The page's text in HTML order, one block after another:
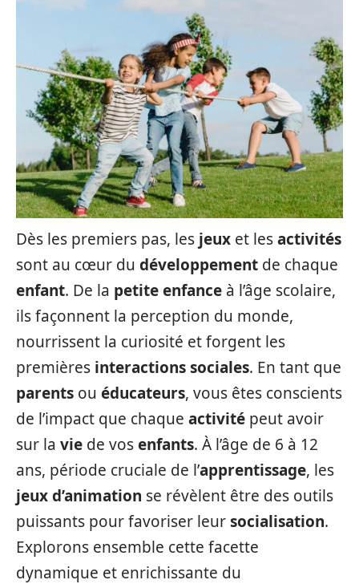
Dès les premiers pas, les jeux et lesactivités
sont au cœur du développement de chaque
enfant. De la petite enfance à l’âge scolaire,
ils façonnent la perception du monde,
nourrissent la curiosité et forgent les
premières interactions sociales. En tant que
parents ou éducateurs, vous êtes conscients
de l’impact que chaque activité peut avoir
sur la vie de vosenfants. À l’âge de 6 à 12
ans, période cruciale de l’apprentissage, les
jeux d’animation se révèlent être des outils
puissants pour favoriser leursocialisation.
Explorons ensemble cette facette
dynamique et enrichissante du